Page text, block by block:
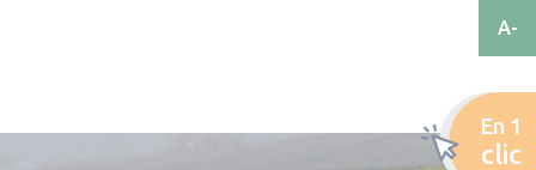
A-
En 1
clic